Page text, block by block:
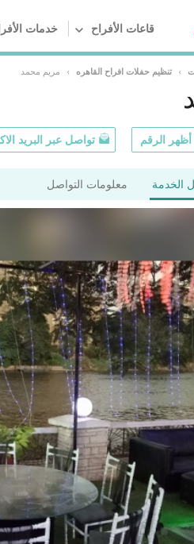
قاعات الأفراح خدمات
› تنظيم حفلات افراح القاهره › مريم محمد
أظهر الرقم تواصل عبر البريد
الخدمة معلومات التواصل